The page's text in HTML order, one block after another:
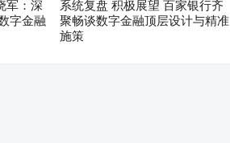
军：深
字金融
系统复盘 积极展望 百家银行齐
聚畅谈数字金融顶层设计与精准
施策